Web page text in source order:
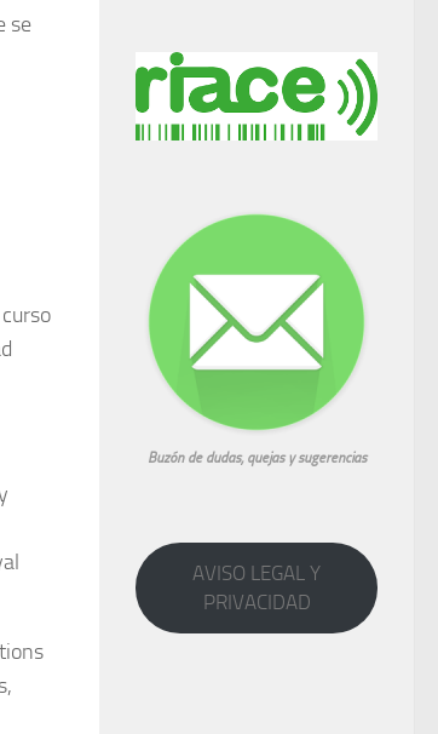
se
Buzón de dudas, quejas y sugerencias
AVISO LEGAL Y
PRIVACIDAD